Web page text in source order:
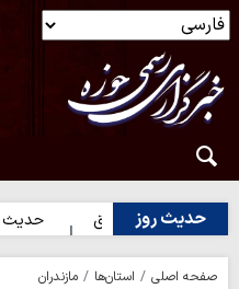
حدیث روز
بر تلخی حق حدیث روز
صفحه اصلی استان‌ها
مازندران